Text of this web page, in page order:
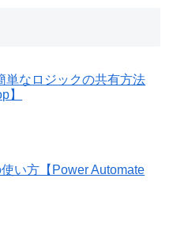
単なロジックの共有方法
】
い方【Power Automate